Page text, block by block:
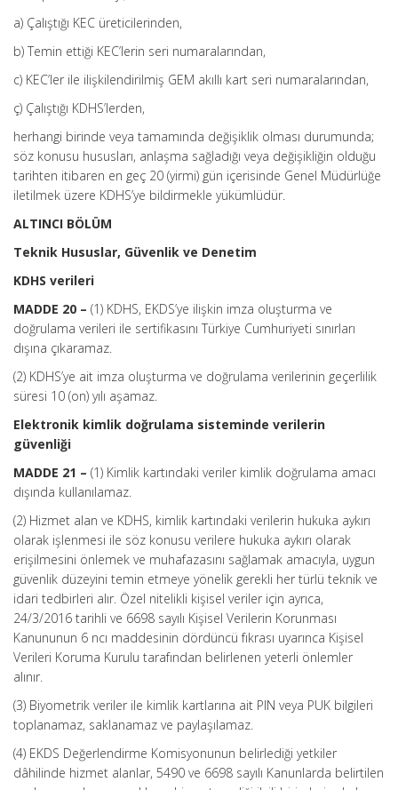
a) Çalıştığı KEC üreticilerinden,
b) Temin ettiği KEC’lerin seri numaralarından,
c) KEC’ler ile ilişkilendirilmiş GEM akıllı kart seri numaralarından,
ç) Çalıştığı KDHS’lerden,
herhangi birinde veya tamamında değişiklik olması durumunda;
söz konusu hususları, anlaşma sağladığı veya değişikliğin olduğu
tarihten itibaren en geç 20 (yirmi) gün içerisinde Genel Müdürlüğe
iletilmek üzere KDHS’ye bildirmekle yükümlüdür.
ALTINCI BÖLÜM
Teknik Hususlar, Güvenlik ve Denetim
KDHS verileri
MADDE 20 – (1) KDHS, EKDS’ye ilişkin imza oluşturma ve
doğrulama verileri ile sertifikasını Türkiye Cumhuriyeti sınırları
dışına çıkaramaz.
(2) KDHS’ye ait imza oluşturma ve doğrulama verilerinin geçerlilik
süresi 10 (on) yılı aşamaz.
Elektronik kimlik doğrulama sisteminde verilerin
güvenliği
MADDE 21 – (1) Kimlik kartındaki veriler kimlik doğrulama amacı
dışında kullanılamaz.
(2) Hizmet alan ve KDHS, kimlik kartındaki verilerin hukuka aykırı
olarak işlenmesi ile söz konusu verilere hukuka aykırı olarak
erişilmesini önlemek ve muhafazasını sağlamak amacıyla, uygun
güvenlik düzeyini temin etmeye yönelik gerekli her türlü teknik ve
idari tedbirleri alır. Özel nitelikli kişisel veriler için ayrıca,
24/3/2016 tarihli ve 6698 sayılı Kişisel Verilerin Korunması
Kanununun 6 ncı maddesinin dördüncü fıkrası uyarınca Kişisel
Verileri Koruma Kurulu tarafından belirlenen yeterli önlemler
alınır.
(3) Biyometrik veriler ile kimlik kartlarına ait PIN veya PUK bilgileri
toplanamaz, saklanamaz ve paylaşılamaz.
(4) EKDS Değerlendirme Komisyonunun belirlediği yetkiler
dâhilinde hizmet alanlar, 5490 ve 6698 sayılı Kanunlarda belirtilen